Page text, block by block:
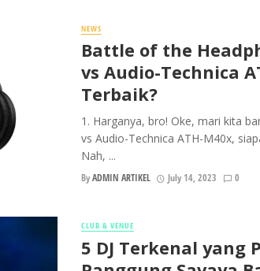
NEWS
Battle of the
vs Audio-Technica
Terbaik?
1. Harganya, bro! Oke, mari kita
vs Audio-Technica ATH-M40x,
Nah, ...
ByADMIN ARTIKEL July 14, 2023 0
CLUB & VENUE
5 DJ Terkenal yang